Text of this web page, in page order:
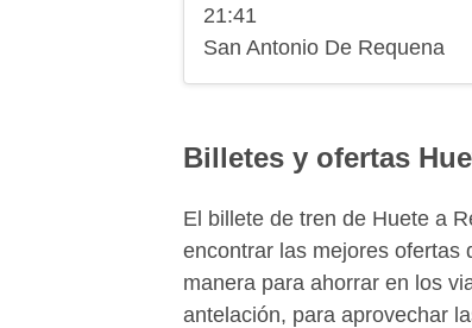
21:41
San Antonio De Requena
Billetes y ofertas
El billete de tren de Huete a
encontrar las mejores ofertas
manera para ahorrar en los
antelación, para aprovechar